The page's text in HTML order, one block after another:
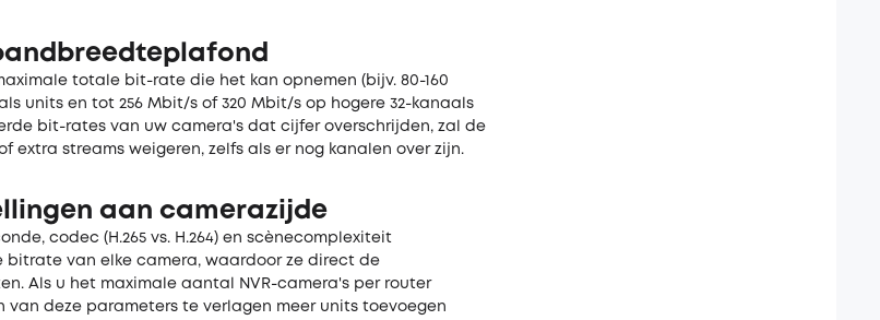
totale bit-rate die het kan opnemen (bijv. 80-160
units en tot 256 Mbit/s of 320 Mbit/s op hogere 32-kanaals
bit-rates van uw camera's dat cijfer overschrijden, zal de
extra streams weigeren, zelfs als er nog kanalen over zijn.
aan camerazijde
codec (H.265 vs. H.264) en scènecomplexiteit
bitrate van elke camera, waardoor ze direct de
Als u het maximale aantal NVR-camera's per router
van deze parameters te verlagen meer units toevoegen